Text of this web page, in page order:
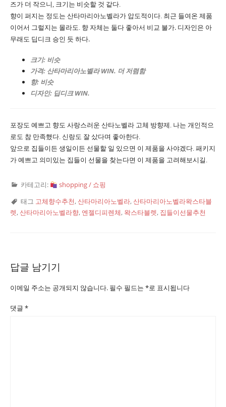
즈가 더 작으니, 크기는 비슷할 것 같다.
향이 퍼지는 정도는 산타마리아노벨라가 압도적이다. 최근 들여온 제품
이어서 그럴지는 몰라도. 향 자체는 둘다 좋아서 비교 불가. 디자인은 아
무래도 딥디크 승인 듯 하다.
크기: 비슷
가격: 산타마리아노벨라 WIN. 더 저렴함
향: 비슷
디자인: 딥디크 WIN.
포장도 예쁘고 향도 사랑스러운 산타노벨라 고체 방향제. 나는 개인적으
로도 참 만족했다. 신랑도 잘 샀다며 좋아한다.
앞으로 집들이든 생일이든 선물할 일 있으면 이 제품을 사야겠다. 패키지
가 예쁘고 의미있는 집들이 선물을 찾는다면 이 제품을 고려해보시길.
카테고리:
shopping / 쇼핑
태그 고체향수추천,산타마리아노벨라,산타마리아노벨라왁스타블
렛,산타마리아노벨라향, 엔젤디피렌체, 왁스타블렛, 집들이선물추천
답글 남기기
이메일 주소는 공개되지 않습니다. 필수 필드는 *로 표시됩니다
댓글 *